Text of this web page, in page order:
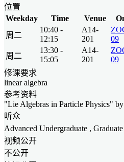
位置
Weekday
Time Venue
周二
10:40 -
12:15
A14-
201
09
周二
13:30 -
15:05
A14-
201
09
修课要求
linear algebra
参考资料
"Lie Algebras in Particle Physics"
听众
Advanced Undergraduate , Graduate
视频公开
不公开